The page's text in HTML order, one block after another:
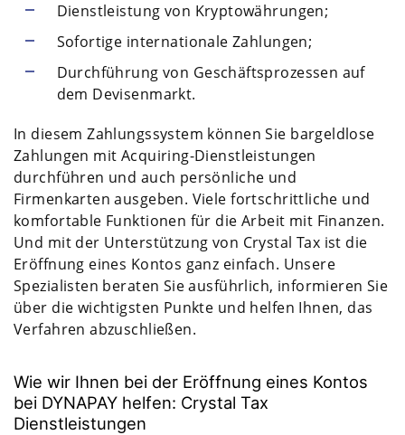
Dienstleistung von Kryptowährungen;
Sofortige internationale Zahlungen;
Durchführung von Geschäftsprozessen auf
dem Devisenmarkt.
In diesem Zahlungssystem können Sie bargeldlose
Zahlungen mit Acquiring-Dienstleistungen
durchführen und auch persönliche und
Firmenkarten ausgeben. Viele fortschrittliche und
komfortable Funktionen für die Arbeit mit Finanzen.
Und mit der Unterstützung von Crystal Tax ist die
Eröffnung eines Kontos ganz einfach. Unsere
Spezialisten beraten Sie ausführlich, informieren Sie
über die wichtigsten Punkte und helfen Ihnen, das
Verfahren abzuschließen.
Wie wir Ihnen bei der Eröffnung eines Kontos
bei DYNAPAY helfen: Crystal Tax
Dienstleistungen